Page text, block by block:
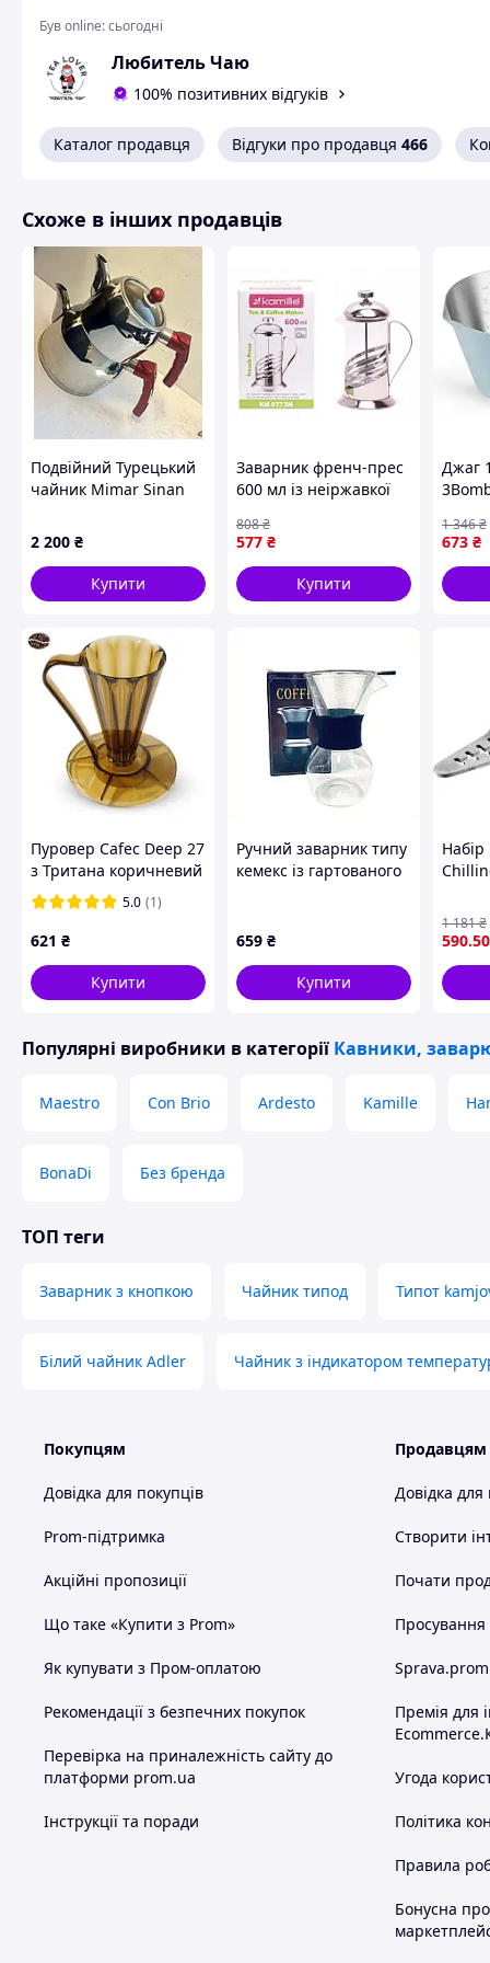
Був online:сьогодні
Любитель Чаю
100% позитивних відгуків
Каталог продавця Відгуки про продавця 466
Схоже в інших продавців
Подвійний Турецький
чайник Mimar Sinan
2 200 ₴
Купити
Заварник френч-прес
600 мл із неіржавкої
та кави Kamille FK-
10512
577 ₴
808₴
Купити
Джаг
673 ₴
1 346₴
Пуровер Cafec Deep 27
з Тритана коричневий
колір для ідеального
заварювання кави
5.0 (1)
621 ₴
Купити
Ручний заварник типу
кемекс із гартованого
659 ₴
Купити
590.50
1 181₴
Популярні виробники в категорії Кавники,
Maestro Con Brio Ardesto Kamille
BonaDi Без бренда
ТОП теги
Заварник з кнопкою Чайник типод Типот
Білий чайник Adler Чайник з індикатором
Покупцям
Довідка для покупців
Prom-підтримка
Акційні пропозиції
Що таке «Купити з Prom»
Як купувати з Пром-оплатою
Рекомендації з безпечних покупок
Перевірка на приналежність сайту до
платформи prom.ua
Інструкції та поради
Продавцям
Довідка для
Створити
Почати
Просування
Премія для
Угода
Політика
Правила
Бонусна